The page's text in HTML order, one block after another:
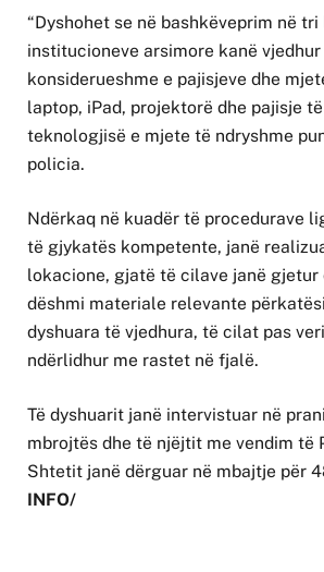
“Dyshohet se në bashkëveprim në
institucioneve arsimore kanë vjedhur
konsiderueshme e pajisjeve dhe
laptop, iPad, projektorë dhe pajisje
teknologjisë e mjete të ndryshme
policia.
Ndërkaq në kuadër të procedurave
të gjykatës kompetente, janë
lokacione, gjatë të cilave janë gjetur
dëshmi materiale relevante
dyshuara të vjedhura, të cilat pas
ndërlidhur me rastet në fjalë.
Të dyshuarit janë intervistuar në
mbrojtës dhe të njëjtit me vendim të
Shtetit janë dërguar në mbajtje për
INFO/